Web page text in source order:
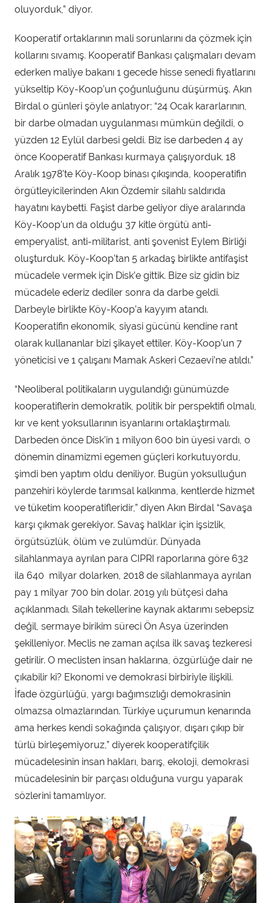
oluyorduk,” diyor.
Kooperatif ortaklarının mali sorunlarını da çözmek için
kollarını sıvamış. Kooperatif Bankası çalışmaları devam
ederken maliye bakanı 1 gecede hisse senedi fiyatlarını
yükseltip Köy-Koop’un çoğunluğunu düşürmüş. Akın
Birdal o günleri şöyle anlatıyor; “24 Ocak kararlarının,
bir darbe olmadan uygulanması mümkün değildi, o
yüzden 12 Eylül darbesi geldi. Biz ise darbeden 4 ay
önce Kooperatif Bankası kurmaya çalışıyorduk. 18
Aralık 1978’te Köy-Koop binası çıkışında, kooperatifin
örgütleyicilerinden Akın Özdemir silahlı saldırıda
hayatını kaybetti. Faşist darbe geliyor diye aralarında
Köy-Koop’un da olduğu 37 kitle örgütü anti-
emperyalist, anti-militarist, anti şovenist Eylem Birliği
oluşturduk. Köy-Koop’tan 5 arkadaş birlikte antifaşist
mücadele vermek için Disk’e gittik. Bize siz gidin biz
mücadele ederiz dediler sonra da darbe geldi.
Darbeyle birlikte Köy-Koop’a kayyım atandı.
Kooperatifin ekonomik, siyasi gücünü kendine rant
olarak kullananlar bizi şikayet ettiler. Köy-Koop’un 7
yöneticisi ve 1 çalışanı Mamak Askeri Cezaevi’ne atıldı.”
“Neoliberal politikaların uygulandığı günümüzde
kooperatiflerin demokratik, politik bir perspektifi olmalı,
kır ve kent yoksullarının isyanlarını ortaklaştırmalı.
Darbeden önce Disk’in 1 milyon 600 bin üyesi vardı, o
dönemin dinamizmi egemen güçleri korkutuyordu,
şimdi ben yaptım oldu deniliyor. Bugün yoksulluğun
panzehiri köylerde tarımsal kalkınma, kentlerde hizmet
ve tüketim kooperatifleridir,” diyen Akın Birdal “Savaşa
karşı çıkmak gerekiyor. Savaş halklar için işsizlik,
örgütsüzlük, ölüm ve zulümdür. Dünyada
silahlanmaya ayrılan para CIPRI raporlarına göre 632
ila 640 milyar dolarken, 2018 de silahlanmaya ayrılan
pay 1 milyar 700 bin dolar. 2019 yılı bütçesi daha
açıklanmadı. Silah tekellerine kaynak aktarımı sebepsiz
değil, sermaye birikim süreci Ön Asya üzerinden
şekilleniyor. Meclis ne zaman açılsa ilk savaş tezkeresi
getirilir. O meclisten insan haklarına, özgürlüğe dair ne
çıkabilir ki? Ekonomi ve demokrasi birbiriyle ilişkili.
İfade özgürlüğü, yargı bağımsızlığı demokrasinin
olmazsa olmazlarından. Türkiye uçurumun kenarında
ama herkes kendi sokağında çalışıyor, dışarı çıkıp bir
türlü birleşemiyoruz,” diyerek kooperatifçilik
mücadelesinin insan hakları, barış, ekoloji, demokrasi
mücadelesinin bir parçası olduğuna vurgu yaparak
sözlerini tamamlıyor.